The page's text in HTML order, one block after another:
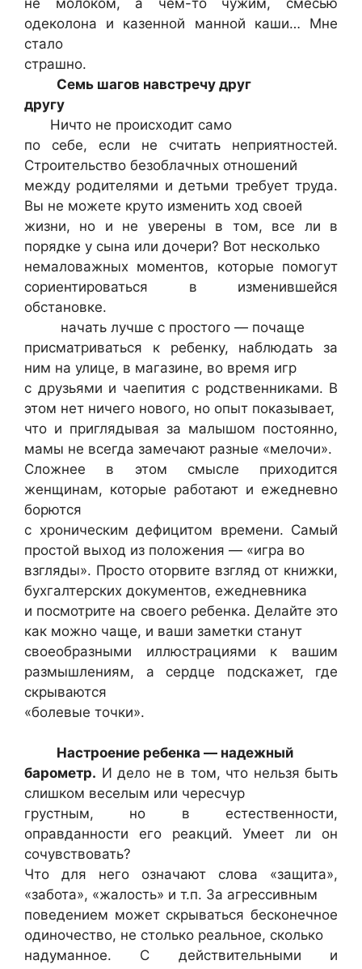
одеколона и казенной манной каши… Мне
стало
страшно.
Семь шагов навстречу друг
другу
Ничто не происходит само
по себе, если не считать неприятностей.
Строительство безоблачных отношений
между родителями и детьми требует труда.
Вы не можете круто изменить ход своей
жизни, но и не уверены в том, все ли в
порядке у сына или дочери? Вот несколько
немаловажных моментов, которые помогут
сориентироваться в изменившейся
обстановке.
начать лучше с простого — почаще
присматриваться к ребенку, наблюдать за
ним на улице, в магазине, во время игр
с друзьями и чаепития с родственниками. В
этом нет ничего нового, но опыт показывает,
что и приглядывая за малышом постоянно,
мамы не всегда замечают разные «мелочи».
Сложнее в этом смысле приходится
женщинам, которые работают и ежедневно
борются
с хроническим дефицитом времени. Самый
простой выход из положения — «игра во
взгляды». Просто оторвите взгляд от книжки,
бухгалтерских документов, ежедневника
и посмотрите на своего ребенка. Делайте это
как можно чаще, и ваши заметки станут
своеобразными иллюстрациями к вашим
размышлениям, а сердце подскажет, где
скрываются
«болевые точки».
Настроение ребенка — надежный
барометр. И дело не в том, что нельзя быть
слишком веселым или чересчур
грустным, но в естественности,
оправданности его реакций. Умеет ли он
сочувствовать?
Что для него означают слова «защита»,
«забота», «жалость» и т.п. За агрессивным
поведением может скрываться бесконечное
одиночество, не столько реальное, сколько
надуманное. С действительными и